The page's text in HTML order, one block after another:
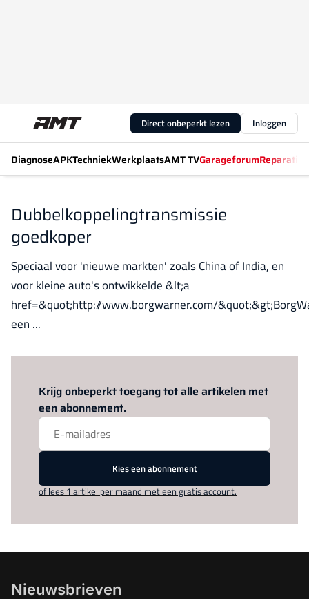
Direct onbeperkt lezen Inloggen
DiagnoseAPKTechniekWerkplaatsAMT TVGarageforum
Dubbelkoppelingtransmissie
goedkoper
Speciaal voor 'nieuwe markten' zoals China of India, en
voor kleine auto's ontwikkelde &lt;a
href=&quot;http://www.borgwarner.com/
een ...
Krijg onbeperkt toegang tot alle artikelen met
een abonnement.
Kies een abonnement
of lees 1 artikel per maand met een gratis account.
Nieuwsbrieven